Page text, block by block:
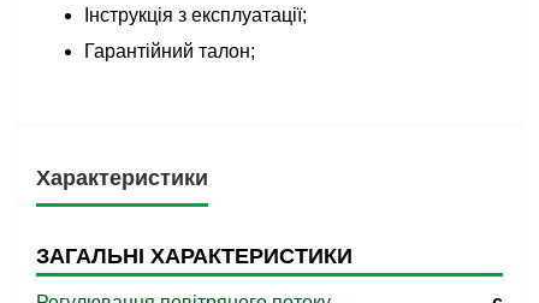
Інструкція з експлуатації;
Гарантійний талон;
Характеристики
ЗАГАЛЬНІ ХАРАКТЕРИСТИКИ